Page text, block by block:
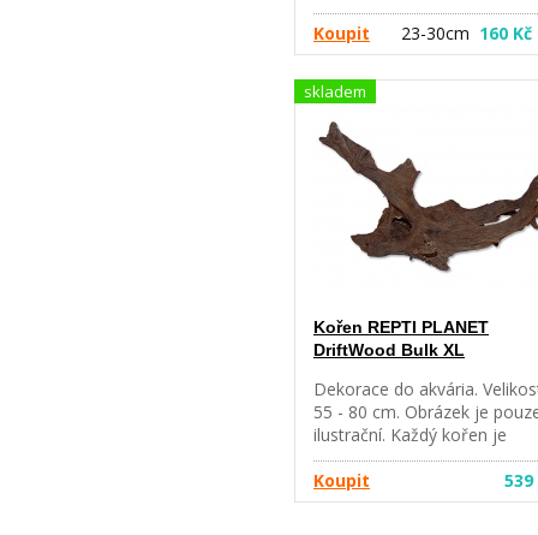
Koupit
23-30cm 160 Kč
skladem
Kořen REPTI PLANET
DriftWood Bulk XL
Dekorace do akvária.
55 - 80 cm. Obrázek je
ilustrační. Každý kořen je
originál.
Koupit
539